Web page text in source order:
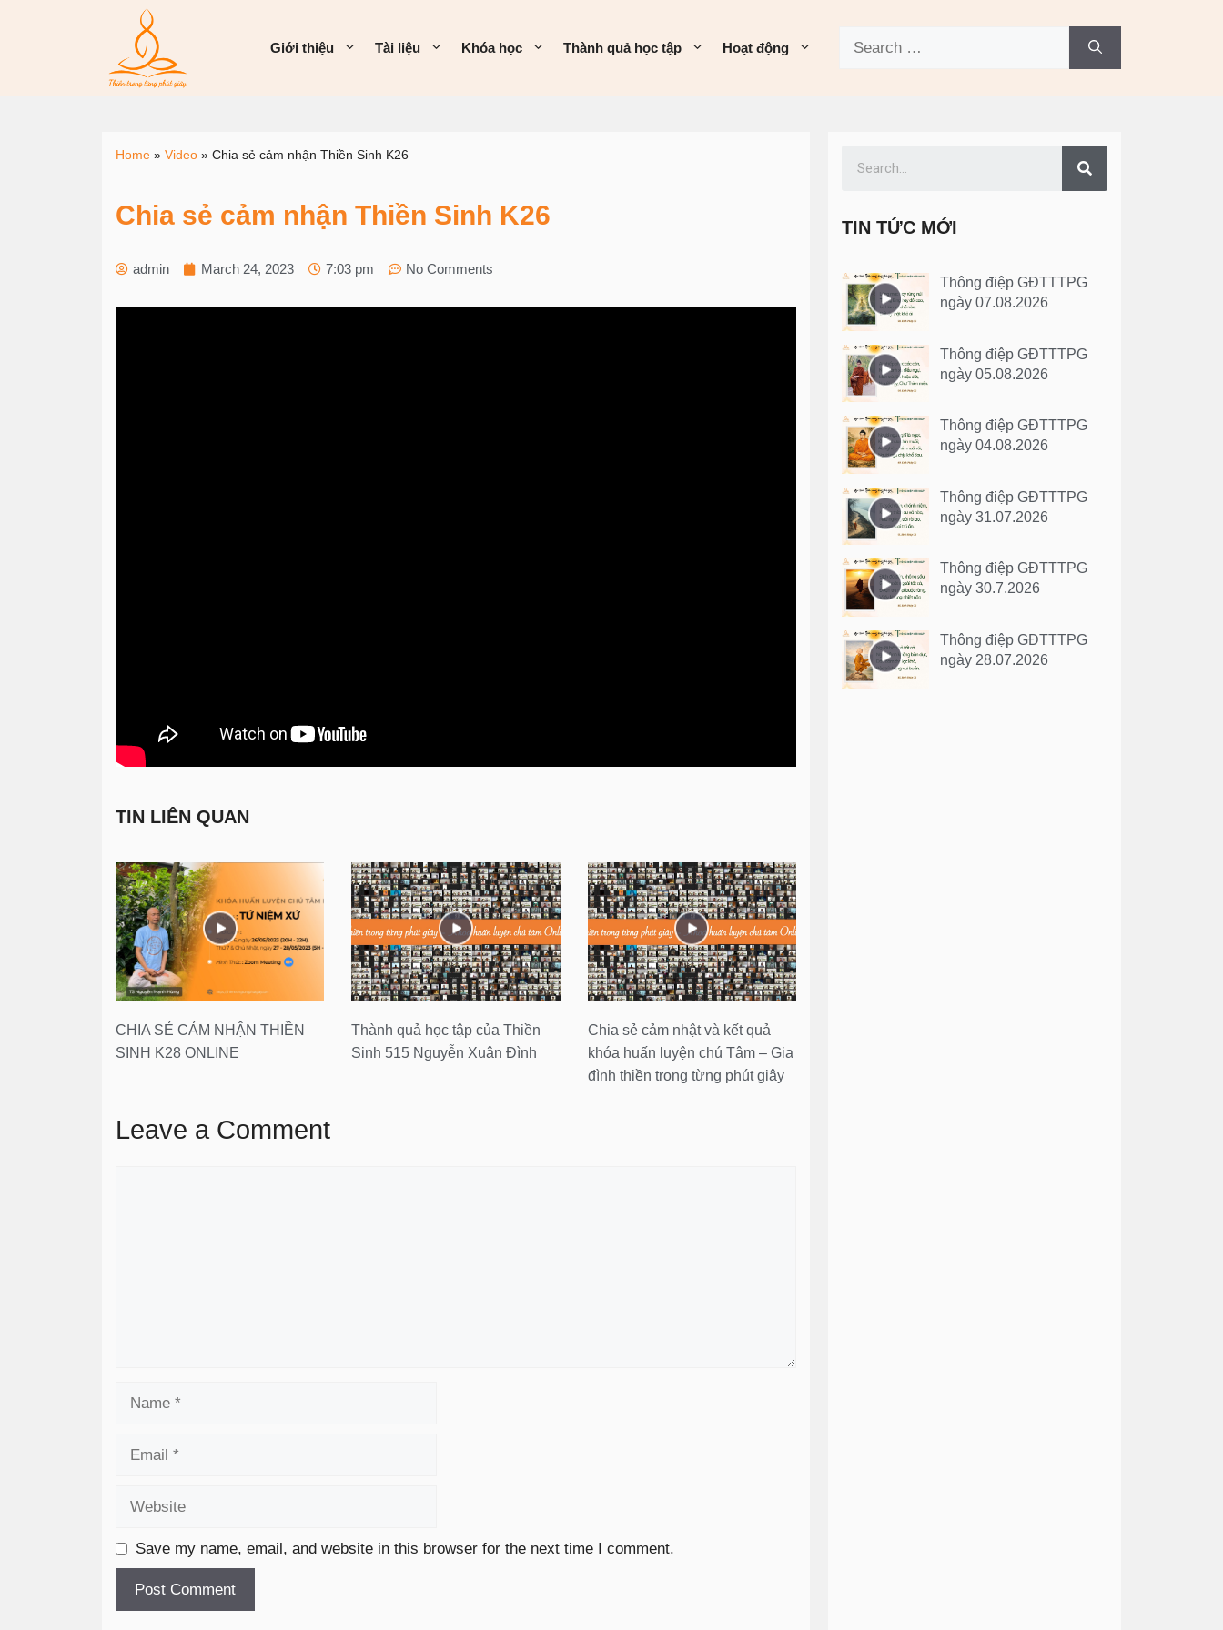
Giới thiệu Tài liệu Khóa học Thành quả học tập Hoạt động
Home » Video » Chia sẻ cảm nhận Thiền Sinh K26
Chia sẻ cảm nhận Thiền Sinh K26
admin March 24, 2023 7:03 pm No Comments
TIN LIÊN QUAN
CHIA SẺ CẢM NHẬN THIỀN
SINH K28 ONLINE
Thành quả học tập của Thiền
Sinh 515 Nguyễn Xuân Đình
Chia sẻ cảm nhật và kết quả
khóa huấn luyện chú Tâm – Gia
đình thiền trong từng phút giây
Leave a Comment
Save my name, email, and website in this browser for the next time I comment.
TIN TỨC MỚI
Thông điệp GĐTTTPG
ngày 07.08.2026
Thông điệp GĐTTTPG
ngày 05.08.2026
Thông điệp GĐTTTPG
ngày 04.08.2026
Thông điệp GĐTTTPG
ngày 31.07.2026
Thông điệp GĐTTTPG
ngày 30.7.2026
Thông điệp GĐTTTPG
ngày 28.07.2026